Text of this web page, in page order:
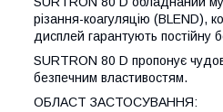
різання-коагуляцію (BLEND),
дисплей гарантують постійну
SURTRON 80 D пропонує
безпечним властивостям.
ОБЛАСТ ЗАСТОСУВАННЯ: